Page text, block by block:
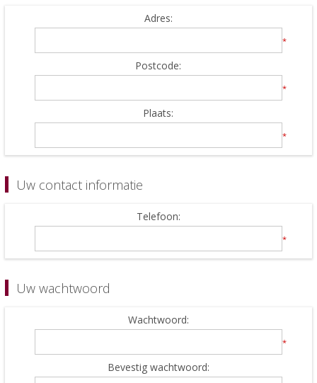
Adres:
*
Postcode:
*
Plaats:
*
Uw contact informatie
Telefoon:
*
Uw wachtwoord
Wachtwoord:
*
Bevestig wachtwoord: